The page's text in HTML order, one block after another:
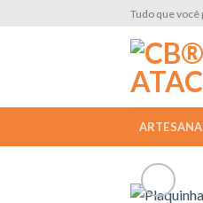
Tudo que você